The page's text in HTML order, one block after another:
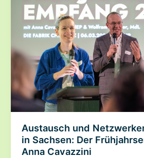
Bürgerbeteiligung
zum
Nationalen
Wiederherstellungsplan
Austausch und
in Sachsen: Der
Anna Cavazzini